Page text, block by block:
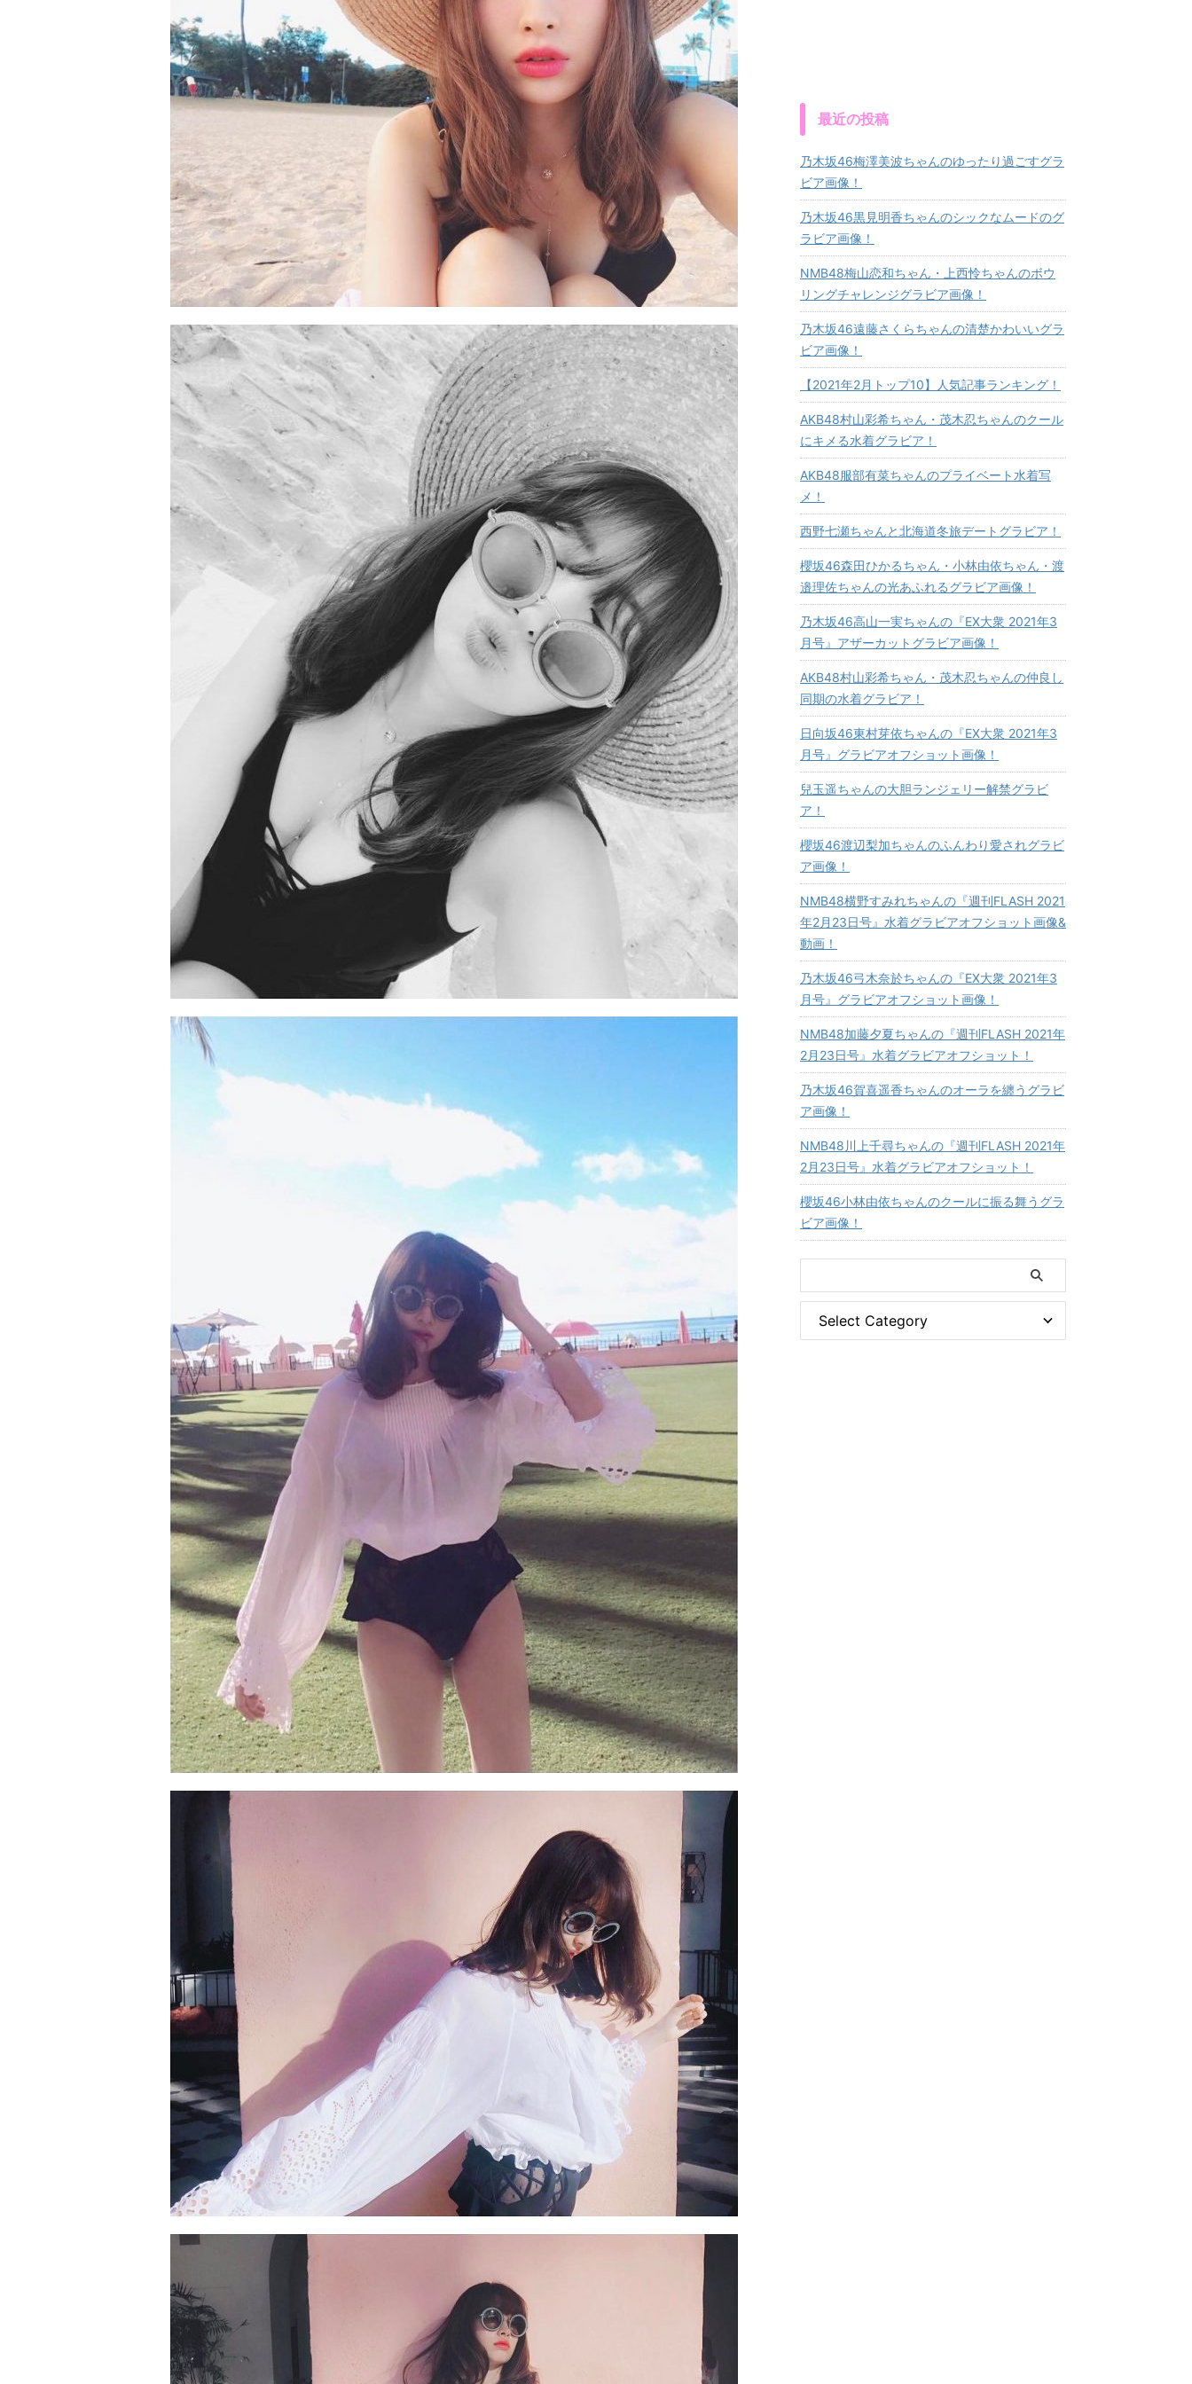
最近の投稿
乃木坂46梅澤美波ちゃんのゆったり過ごすグラ
ビア画像！
乃木坂46黒見明香ちゃんのシックなムードのグ
ラビア画像！
NMB48梅山恋和ちゃん・上西怜ちゃんのボウ
リングチャレンジグラビア画像！
乃木坂46遠藤さくらちゃんの清楚かわいいグラ
ビア画像！
【2021年2月トップ10】人気記事ランキング！
AKB48村山彩希ちゃん・茂木忍ちゃんのクール
にキメる水着グラビア！
AKB48服部有菜ちゃんのプライベート水着写
メ！
西野七瀬ちゃんと北海道冬旅デートグラビア！
櫻坂46森田ひかるちゃん・小林由依ちゃん・渡
邉理佐ちゃんの光あふれるグラビア画像！
乃木坂46高山一実ちゃんの『EX大衆 2021年3
月号』アザーカットグラビア画像！
AKB48村山彩希ちゃん・茂木忍ちゃんの仲良し
同期の水着グラビア！
日向坂46東村芽依ちゃんの『EX大衆 2021年3
月号』グラビアオフショット画像！
兒玉遥ちゃんの大胆ランジェリー解禁グラビ
ア！
櫻坂46渡辺梨加ちゃんのふんわり愛されグラビ
ア画像！
NMB48横野すみれちゃんの『週刊FLASH 2021
年2月23日号』水着グラビアオフショット画像&
動画！
乃木坂46弓木奈於ちゃんの『EX大衆 2021年3
月号』グラビアオフショット画像！
NMB48加藤夕夏ちゃんの『週刊FLASH 2021年
2月23日号』水着グラビアオフショット！
乃木坂46賀喜遥香ちゃんのオーラを纏うグラビ
ア画像！
NMB48川上千尋ちゃんの『週刊FLASH 2021年
2月23日号』水着グラビアオフショット！
櫻坂46小林由依ちゃんのクールに振る舞うグラ
ビア画像！